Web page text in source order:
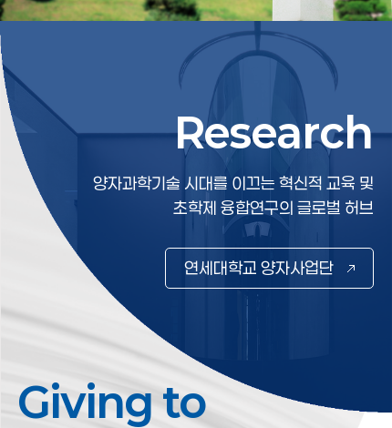
ResearchResearch
양자과학기술 시대를 이끄는 혁신적 교육 및
초학제 융합연구의 글로벌 허브
연세대학교 양자사업단
Giving to
Giving to